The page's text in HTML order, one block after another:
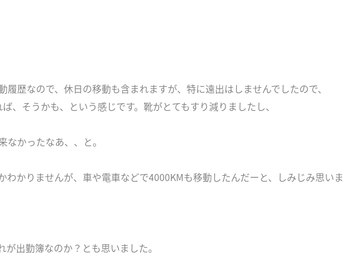
履歴なので、休日の移動も含まれますが、特に遠出はしませんでしたので、
、そうかも、という感じです。靴がとてもすり減りましたし、
なかったなあ、、と。
わかりませんが、車や電車などで4000KMも移動したんだーと、しみじみ思いま
出勤簿なのか？とも思いました。